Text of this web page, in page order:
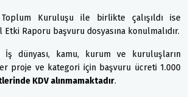
Kuruluşu ile birlikte çalışıldı ise
Etki Raporu başvuru dosyasına konulmalıdır.
İş dünyası, kamu, kurum ve kuruluşların
proje ve kategori için başvuru ücreti 1.000
KDV alınmamaktadır.